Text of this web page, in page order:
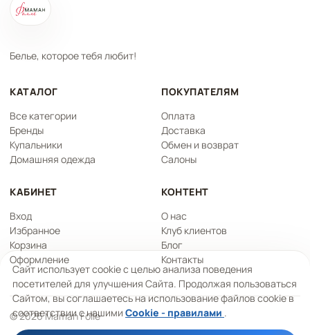
Белье, которое тебя любит!
КАТАЛОГ
Все категории
Бренды
Купальники
Домашняя одежда
ПОКУПАТЕЛЯМ
Оплата
Доставка
Обмен и возврат
Салоны
КАБИНЕТ
Вход
Избранное
Корзина
Оформление
КОНТЕНТ
О нас
Клуб клиентов
Блог
Контакты
© 2026 Maman Folle
Сайт использует cookie с целью анализа поведения
посетителей для улучшения Сайта. Продолжая пользоваться
Сайтом, вы соглашаетесь на использование файлов cookie в
соответствии с нашими Cookie - правилами .